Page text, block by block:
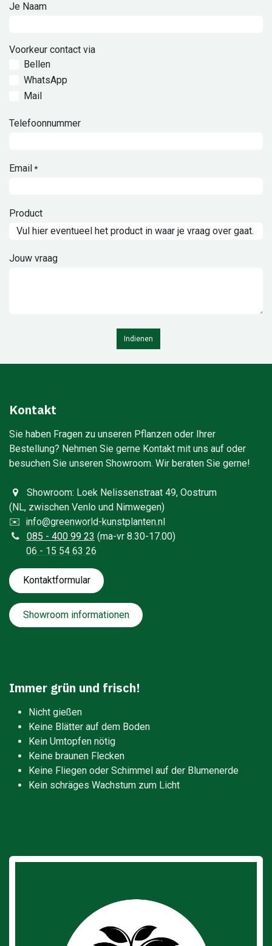
Je Naam
Voorkeur contact via
Bellen
WhatsApp
Mail
Telefoonnummer
Email *
Product
Jouw vraag
Indienen
Kontakt
Sie haben Fragen zu unseren Pflanzen oder Ihrer
Bestellung? Nehmen Sie gerne Kontakt mit uns auf oder
besuchen Sie unseren Showroom. Wir beraten Sie gerne!​
Showroom: Loek Nelissenstraat 49, Oostrum
(NL, zwischen Venlo und Nimwegen)
✉️ info@greenworld-kunstplanten.nl
085 - 400 99 23 (ma-vr 8.30-17.00)
06 - 15 54 63 26
Kontaktfo​​​​​​​​rmular
Showroom informationen
Immer grün und frisch!
Nicht gießen
Keine Blätter auf dem Boden
Kein Umtopfen nötig
Keine braunen Flecken
Keine Fliegen oder Schimmel auf der Blumenerde
Kein schräges Wachstum zum Licht